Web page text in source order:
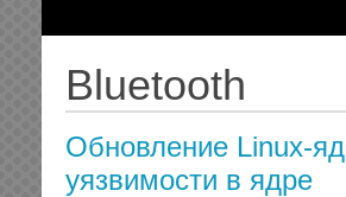
Bluetooth
Обновление Linux-
уязвимости в ядре